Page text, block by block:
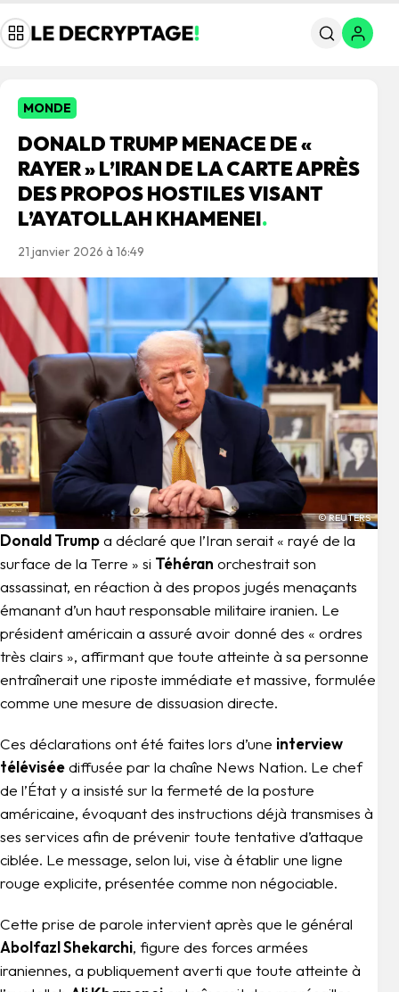
MONDE
DONALD TRUMP MENACE DE «
RAYER » L’IRAN DE LA CARTE APRÈS
DES PROPOS HOSTILES VISANT
L’AYATOLLAH KHAMENEI.
21 janvier 2026 à 16:49
© REUTERS
Donald Trumpa déclaré que l’Iran serait « rayé de la
surface de la Terre » si Téhéran orchestrai​t son
assassinat, en réaction à des propos jugés menaçants
émanant d’un haut responsable militaire iranien. Le
président américain a assuré avoir donné des « ordres
très clairs », affirmant que toute atteinte à sa personne
entraînerait une riposte immédiate et massive, formulée
comme une mesure de dissuasion directe.
Ces déclarations ont été faites lors d’une interview
téléviséediffusée par la chaîne News Nation. Le chef
de l’État y a insisté sur la fermeté de la posture
américaine, évoquant des instructions déjà transmises à
ses services afin de prévenir toute tentative d’attaque
ciblée. Le message, selon lui, vise à établir une ligne
rouge explicite, présentée comme non négociable.
Cette prise de parole intervient après que le général
Abolfazl Shekarchi, figure des forces armées
iraniennes, a publiquement averti que toute atteinte à